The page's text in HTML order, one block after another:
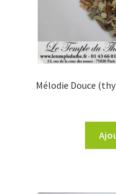
Mélodie Douce